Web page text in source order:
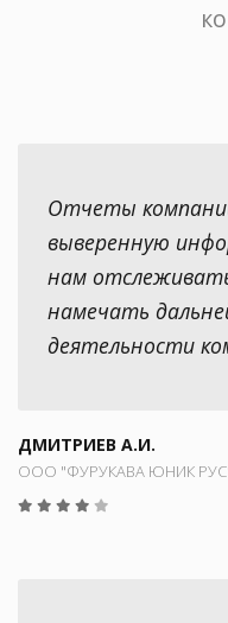
Отчеты
выверенную
нам
намечать
деятельности
ДМИТРИЕВ А.И.
ООО "ФУРУКАВА ЮНИК